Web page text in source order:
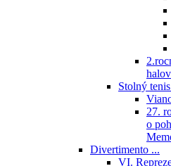
Stolný tenis
27.
o
Divertimento ...
VI.